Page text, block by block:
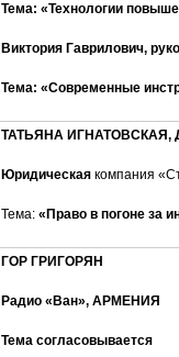
Тема: «Технологии
Виктория Гаврилович,
Тема: «Современные
ТАТЬЯНА ИГНАТОВСКАЯ,
Юридическая компания
Тема: «Право в погоне за
ГОР ГРИГОРЯН
Радио «Ван», АРМЕНИЯ
Тема согласовывается